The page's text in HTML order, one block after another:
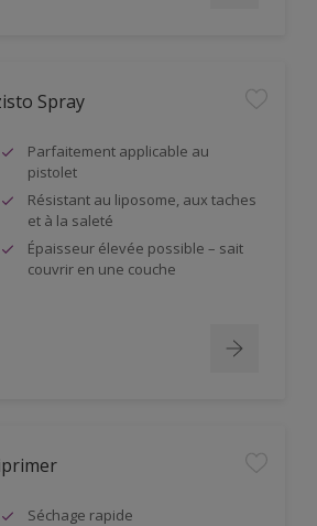
Spray
Parfaitement applicable au
pistolet
Résistant au liposome, aux taches
et à la saleté
Épaisseur élevée possible – sait
couvrir en une couche
Séchage rapide